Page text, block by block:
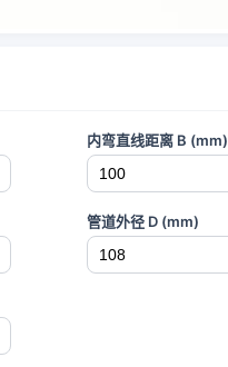
内弯直线距离 B (mm)
管道外径 D (mm)